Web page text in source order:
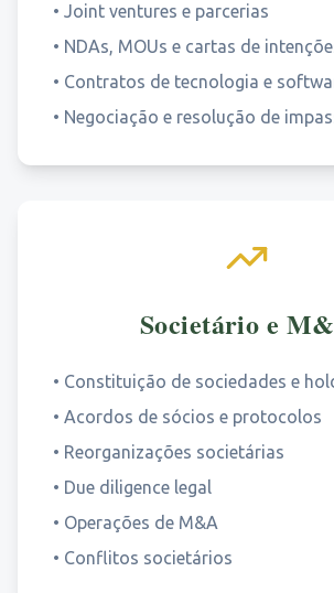
• Joint ventures e parcerias
• NDAs, MOUs e cartas de
• Contratos de tecnologia e
• Negociação e resolução de
Societário e
• Constituição de sociedades e
• Acordos de sócios e protocolos
• Reorganizações societárias
• Due diligence legal
• Operações de M&A
• Conflitos societários